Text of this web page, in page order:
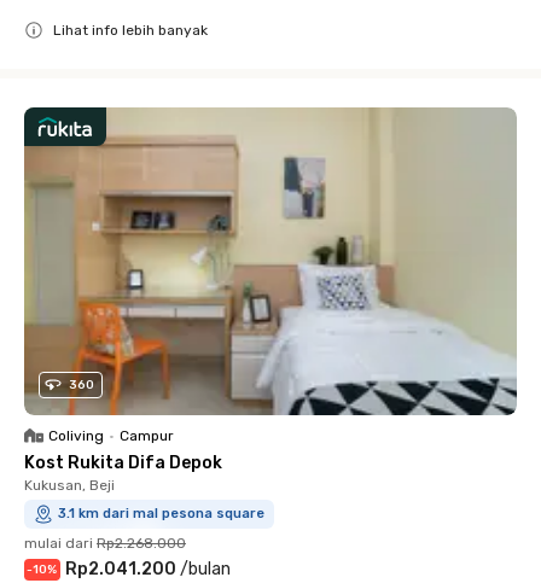
Lihat info lebih banyak
360
Coliving • Campur
Kost Rukita Difa Depok
Kukusan, Beji
3.1 km dari mal pesona square
mulai dari Rp2.268.000
-10% Rp2.041.200 /bulan